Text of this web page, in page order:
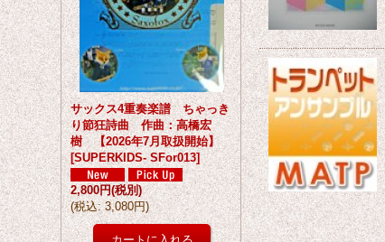
サックス4重奏楽譜 ちゃっき
り節狂詩曲 作曲：高橋宏
樹 【2026年7月取扱開始】
[SUPERKIDS- SFor013]
2,800円(税別)
(税込: 3,080円)